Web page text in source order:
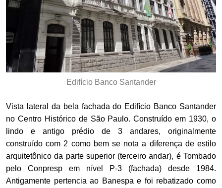
Edifício Banco Santander
Vista lateral da bela fachada do Edifício Banco Santander
no Centro Histórico de São Paulo. Construído em 1930, o
lindo e antigo prédio de 3 andares, originalmente
construído com 2 como bem se nota a diferença de estilo
arquitetônico da parte superior (terceiro andar), é Tombado
pelo Conpresp em nível P-3 (fachada) desde 1984.
Antigamente pertencia ao Banespa e foi rebatizado como